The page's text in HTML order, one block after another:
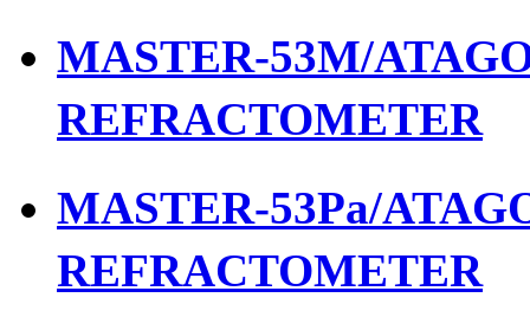
MASTER-53M/
REFRACTOMETER
MASTER-53Pa/
REFRACTOMETER